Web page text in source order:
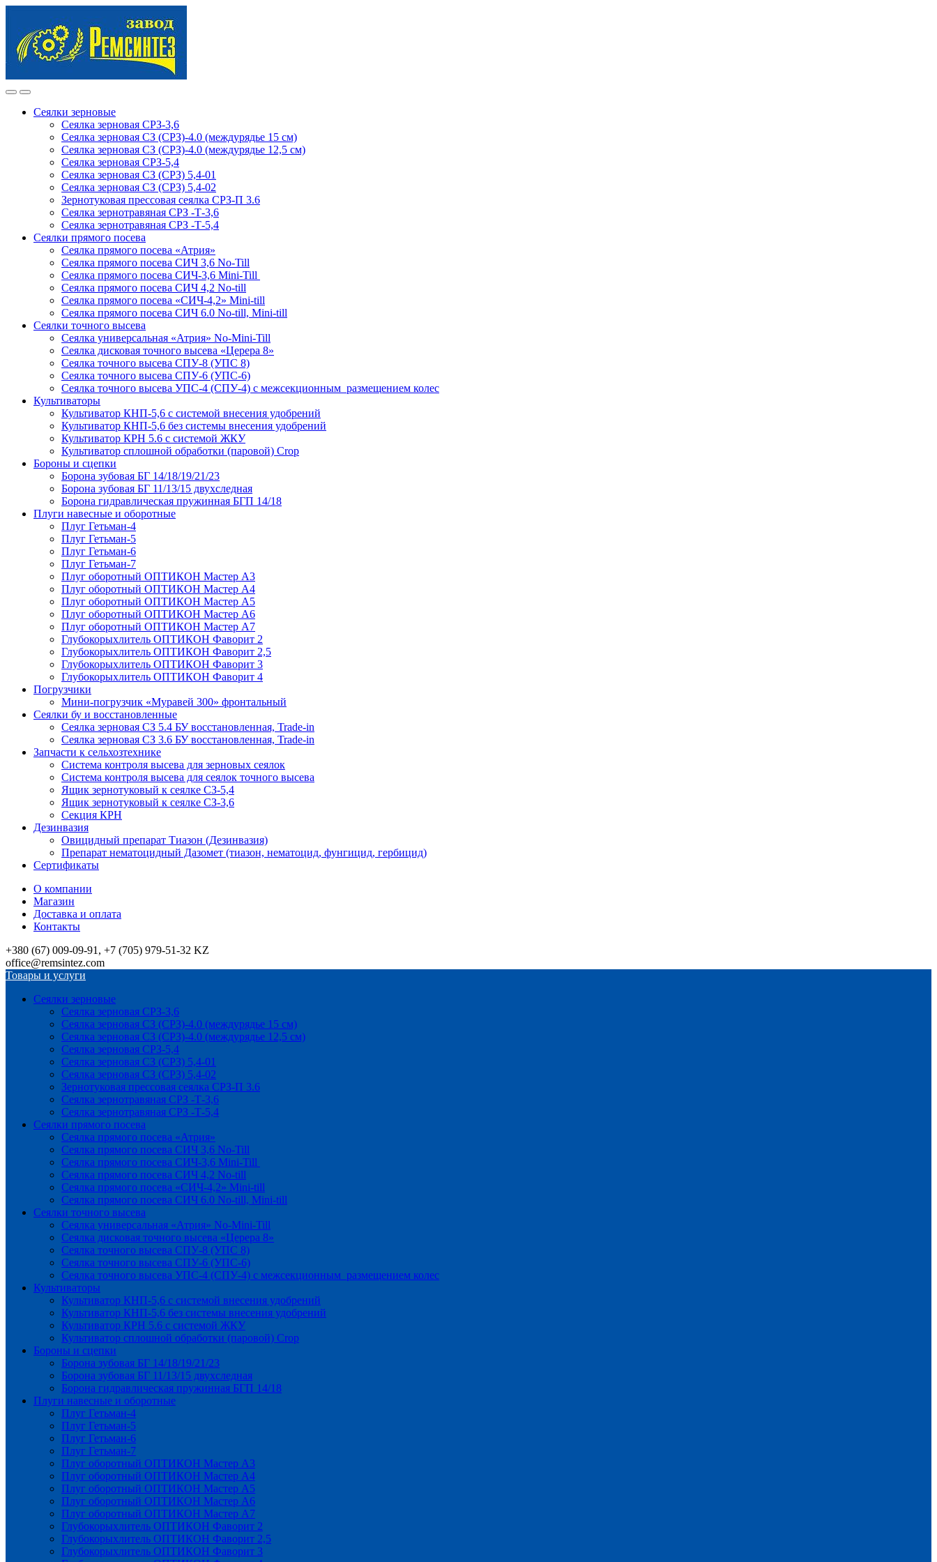
navigation
content
Сеялки зерновые
Сеялка зерновая СРЗ-3,6
Сеялка зерновая СЗ (СРЗ)-4.0 (междурядье 15 см)
Сеялка зерновая СЗ (СРЗ)-4.0 (междурядье 12,5 см)
Сеялка зерновая СРЗ-5,4
Сеялка зерновая СЗ (СРЗ) 5,4-01
Сеялка зерновая СЗ (СРЗ) 5,4-02
Зернотуковая прессовая сеялка СРЗ-П 3.6
Сеялка зернотравяная СРЗ -Т-3,6
Сеялка зернотравяная СРЗ -Т-5,4
Сеялки прямого посева
Сеялка прямого посева «Атрия»
Сеялка прямого посева СИЧ 3,6 No-Till
Сеялка прямого посева СИЧ-3,6 Mini-Till
Сеялка прямого посева СИЧ 4,2 No-till
Сеялка прямого посева «СИЧ-4,2» Mini-till
Сеялка прямого посева СИЧ 6.0 No-till, Mini-till
Сеялки точного высева
Сеялка универсальная «Атрия» No-Mini-Till
Сеялка дисковая точного высева «Церера 8»
Сеялка точного высева СПУ-8 (УПС 8)
Сеялка точного высева СПУ-6 (УПС-6)
Сеялка точного высева УПС-4 (СПУ-4) с межсекционным размещением колес
Культиваторы
Культиватор КНП-5,6 с системой внесения удобрений
Культиватор КНП-5,6 без системы внесения удобрений
Культиватор КРН 5.6 с системой ЖКУ
Культиватор сплошной обработки (паровой) Crop
Бороны и сцепки
Борона зубовая БГ 14/18/19/21/23
Борона зубовая БГ 11/13/15 двухследная
Борона гидравлическая пружинная БГП 14/18
Плуги навесные и оборотные
Плуг Гетьман-4
Плуг Гетьман-5
Плуг Гетьман-6
Плуг Гетьман-7
Плуг оборотный ОПТИКОН Мастер А3
Плуг оборотный ОПТИКОН Мастер А4
Плуг оборотный ОПТИКОН Мастер А5
Плуг оборотный ОПТИКОН Мастер А6
Плуг оборотный ОПТИКОН Мастер А7
Глубокорыхлитель ОПТИКОН Фаворит 2
Глубокорыхлитель ОПТИКОН Фаворит 2,5
Глубокорыхлитель ОПТИКОН Фаворит 3
Глубокорыхлитель ОПТИКОН Фаворит 4
Погрузчики
Мини-погрузчик «Муравей 300» фронтальный
Сеялки бу и восстановленные
Сеялка зерновая СЗ 5.4 БУ восстановленная, Trade-in
Сеялка зерновая СЗ 3.6 БУ восстановленная, Trade-in
Запчасти к сельхозтехнике
Система контроля высева для зерновых сеялок
Система контроля высева для сеялок точного высева
Ящик зернотуковый к сеялке СЗ-5,4
Ящик зернотуковый к сеялке СЗ-3,6
Секция КРН
Дезинвазия
Овицидный препарат Тиазон (Дезинвазия)
Препарат нематоцидный Дазомет (тиазон, нематоцид, фунгицид, гербицид)
Сертификаты
О компании
Магазин
Доставка и оплата
Контакты
+380 (67) 009-09-91, +7 (705) 979-51-32 KZ
office@remsintez.com
Товары и услуги
Сеялки зерновые
Сеялка зерновая СРЗ-3,6
Сеялка зерновая СЗ (СРЗ)-4.0 (междурядье 15 см)
Сеялка зерновая СЗ (СРЗ)-4.0 (междурядье 12,5 см)
Сеялка зерновая СРЗ-5,4
Сеялка зерновая СЗ (СРЗ) 5,4-01
Сеялка зерновая СЗ (СРЗ) 5,4-02
Зернотуковая прессовая сеялка СРЗ-П 3.6
Сеялка зернотравяная СРЗ -Т-3,6
Сеялка зернотравяная СРЗ -Т-5,4
Сеялки прямого посева
Сеялка прямого посева «Атрия»
Сеялка прямого посева СИЧ 3,6 No-Till
Сеялка прямого посева СИЧ-3,6 Mini-Till
Сеялка прямого посева СИЧ 4,2 No-till
Сеялка прямого посева «СИЧ-4,2» Mini-till
Сеялка прямого посева СИЧ 6.0 No-till, Mini-till
Сеялки точного высева
Сеялка универсальная «Атрия» No-Mini-Till
Сеялка дисковая точного высева «Церера 8»
Сеялка точного высева СПУ-8 (УПС 8)
Сеялка точного высева СПУ-6 (УПС-6)
Сеялка точного высева УПС-4 (СПУ-4) с межсекционным размещением колес
Культиваторы
Культиватор КНП-5,6 с системой внесения удобрений
Культиватор КНП-5,6 без системы внесения удобрений
Культиватор КРН 5.6 с системой ЖКУ
Культиватор сплошной обработки (паровой) Crop
Бороны и сцепки
Борона зубовая БГ 14/18/19/21/23
Борона зубовая БГ 11/13/15 двухследная
Борона гидравлическая пружинная БГП 14/18
Плуги навесные и оборотные
Плуг Гетьман-4
Плуг Гетьман-5
Плуг Гетьман-6
Плуг Гетьман-7
Плуг оборотный ОПТИКОН Мастер А3
Плуг оборотный ОПТИКОН Мастер А4
Плуг оборотный ОПТИКОН Мастер А5
Плуг оборотный ОПТИКОН Мастер А6
Плуг оборотный ОПТИКОН Мастер А7
Глубокорыхлитель ОПТИКОН Фаворит 2
Глубокорыхлитель ОПТИКОН Фаворит 2,5
Глубокорыхлитель ОПТИКОН Фаворит 3